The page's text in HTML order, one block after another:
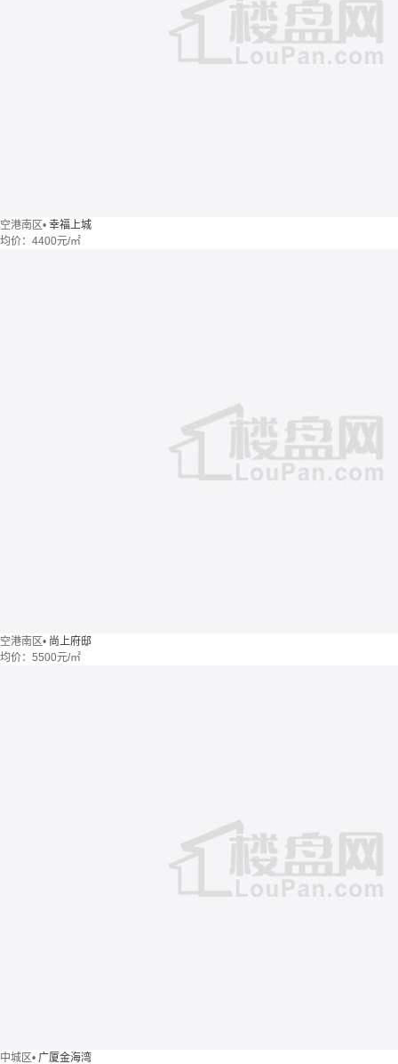
空港南区• 幸福上城
均价： 4400元/㎡
空港南区• 尚上府邸
均价： 5500元/㎡
中城区• 广厦金海湾